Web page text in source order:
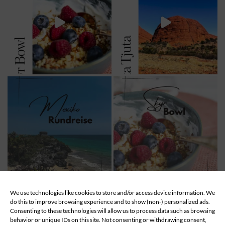
We use technologies like cookies to store and/or access device information. We
do this to improve browsing experience and to show (non-) personalized ads.
Consenting to these technologies will allow us to process data such as browsing
behavior or unique IDs on this site. Not consenting or withdrawing consent,
MEHR LADEN... Follow
ABOUT DATENSCHUTZ IMPRESSUM